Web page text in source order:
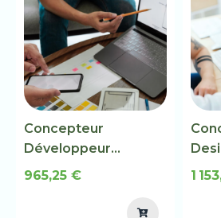
Concepteur
Développeur
d’Applications BC01
965,25 €
1